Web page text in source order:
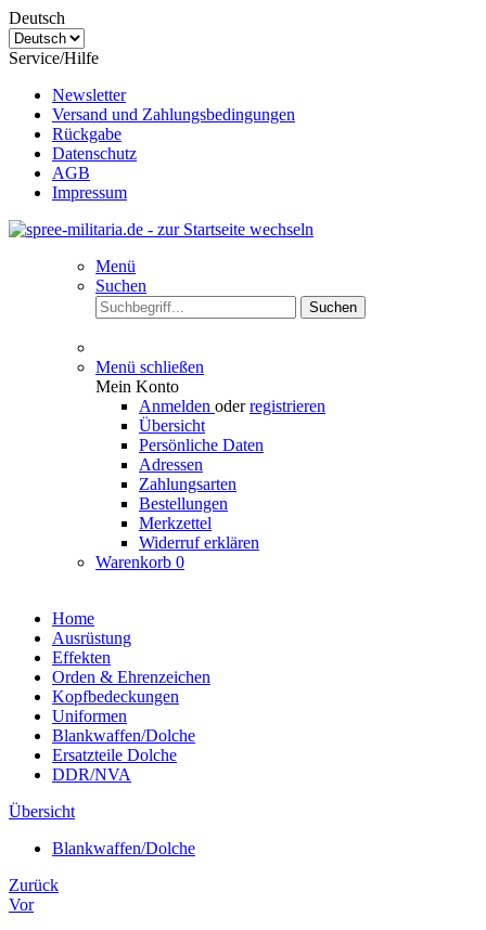
Deutsch
Service/Hilfe
Newsletter
Versand und Zahlungsbedingungen
Rückgabe
Datenschutz
AGB
Impressum
Menü
Suchen
Suchen
Menü schließen
Mein Konto
Anmelden oderregistrieren
Übersicht
Persönliche Daten
Adressen
Zahlungsarten
Bestellungen
Merkzettel
Widerruf erklären
Warenkorb 0
Home
Ausrüstung
Effekten
Orden & Ehrenzeichen
Kopfbedeckungen
Uniformen
Blankwaffen/Dolche
Ersatzteile Dolche
DDR/NVA
Übersicht
Blankwaffen/Dolche
Zurück
Vor